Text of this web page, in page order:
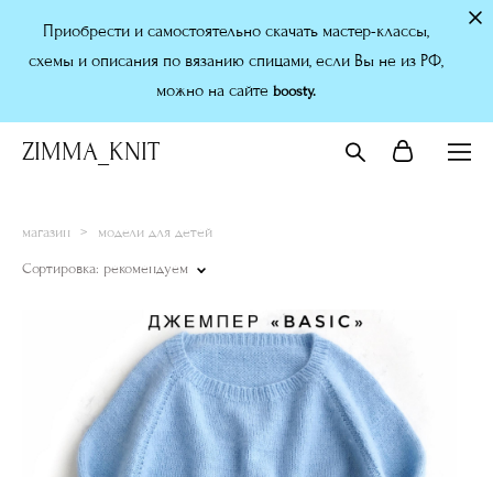
Приобрести и самостоятельно скачать мастер-классы,
схемы и описания по вязанию спицами, если Вы не из РФ,
можно на сайте boosty.
ZIMMA_KNIT
магазин > модели для детей
Сортировка: рекомендуем